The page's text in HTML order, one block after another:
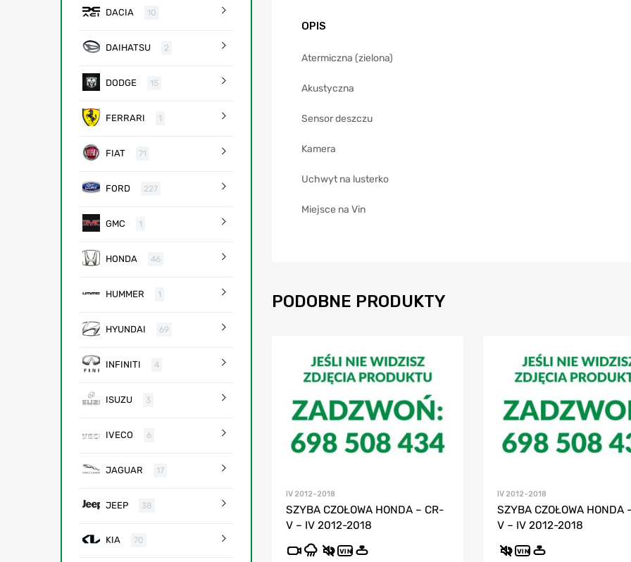
OPIS
Atermiczna (zielona)
Akustyczna
Sensor deszczu
Kamera
Uchwyt na lusterko
Miejsce na Vin
PODOBNE PRODUKTY
IV 2012-2018
SZYBA CZOŁOWA HONDA – CR-
V – IV 2012-2018
VIN
IV 2012-2018
SZYBA CZOŁOWA HONDA
V – IV 2012-2018
VIN
DACIA 10
DAIHATSU 2
DODGE 15
FERRARI 1
FIAT 71
FORD 227
GMC 1
HONDA 46
HUMMER 1
HYUNDAI 69
INFINITI 4
ISUZU 3
IVECO 6
JAGUAR 17
JEEP 38
KIA 70